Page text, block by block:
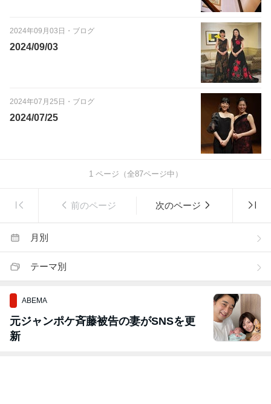
2024年09月03日 ・ ブログ
2024/09/03
2024年07月25日 ・ ブログ
2024/07/25
1ページ（全87ページ中）
前のページ 次のページ
月別
テーマ別
ABEMA
元ジャンポケ斉藤被告の妻がSNSを更
新